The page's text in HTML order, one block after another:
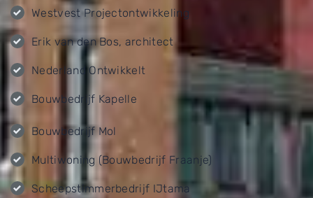
Westvest Projectontwikkeling
Erik van den Bos, architect
Nederland Ontwikkelt
Bouwbedrijf Kapelle
Bouwbedrijf Mol
Multiwoning (Bouwbedrijf Fraanje)
Scheepstimmerbedrijf IJtama